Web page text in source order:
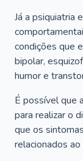
Já a psiquiatria
condições que
bipolar,
humor e
É possível que
para realizar o
que os
relacionados